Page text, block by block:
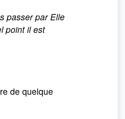
passer par Elle
point il est
de quelque